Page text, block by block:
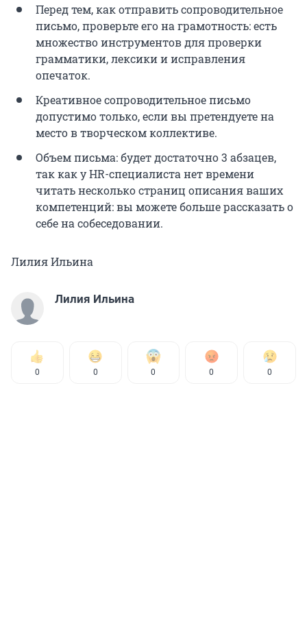
Перед тем, как отправить сопроводительное
письмо, проверьте его на грамотность: есть
множество инструментов для проверки
грамматики, лексики и исправления
опечаток.
Креативное сопроводительное письмо
допустимо только, если вы претендуете на
место в творческом коллективе.
Объем письма: будет достаточно 3 абзацев,
так как у HR-специалиста нет времени
читать несколько страниц описания ваших
компетенций: вы можете больше рассказать о
себе на собеседовании.
Лилия Ильина
Лилия Ильина
0 0 0 0 0